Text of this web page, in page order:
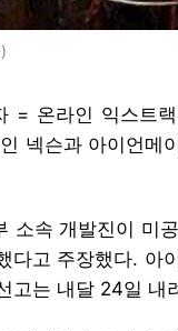
= 온라인 익스트
넥슨과 아이언메
소속 개발진이 미
다고 주장했다. 아
고는 내달 24일 내